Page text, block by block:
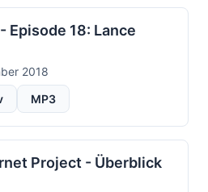
Episode 18: Lance
2018
MP3
Project - Überblick